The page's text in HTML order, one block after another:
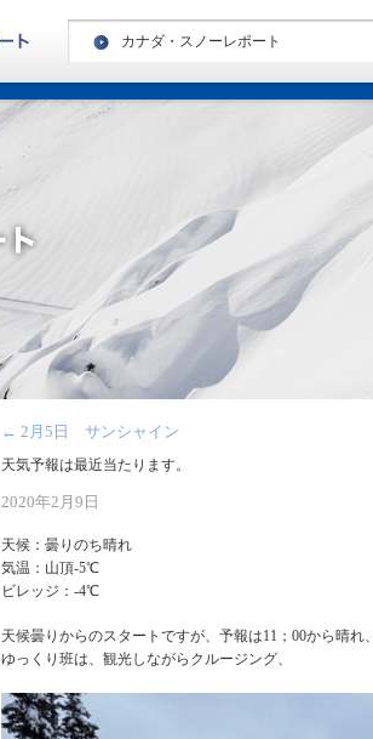
カナダ・スノーレポート
ヨーロッパ・ハイキングレポート
ヨーロッパ・スノーレポート
カナダ・スノーレポート
アメリカ・スノーレポート
スペシャルキャンプ・スノーレポート
ニュージーランド・スノーレポート
南米・スノーレポート
キッズキャンプ・レポート
← 2月5日 サンシャイン
天気予報は最近当たります。
2020年2月9日
天候：曇りのち晴れ
気温：山頂-5℃
ビレッジ：-4℃
天候曇りからのスタートですが、予報は11；00から晴れ
ゆっくり班は、観光しながらクルージング、